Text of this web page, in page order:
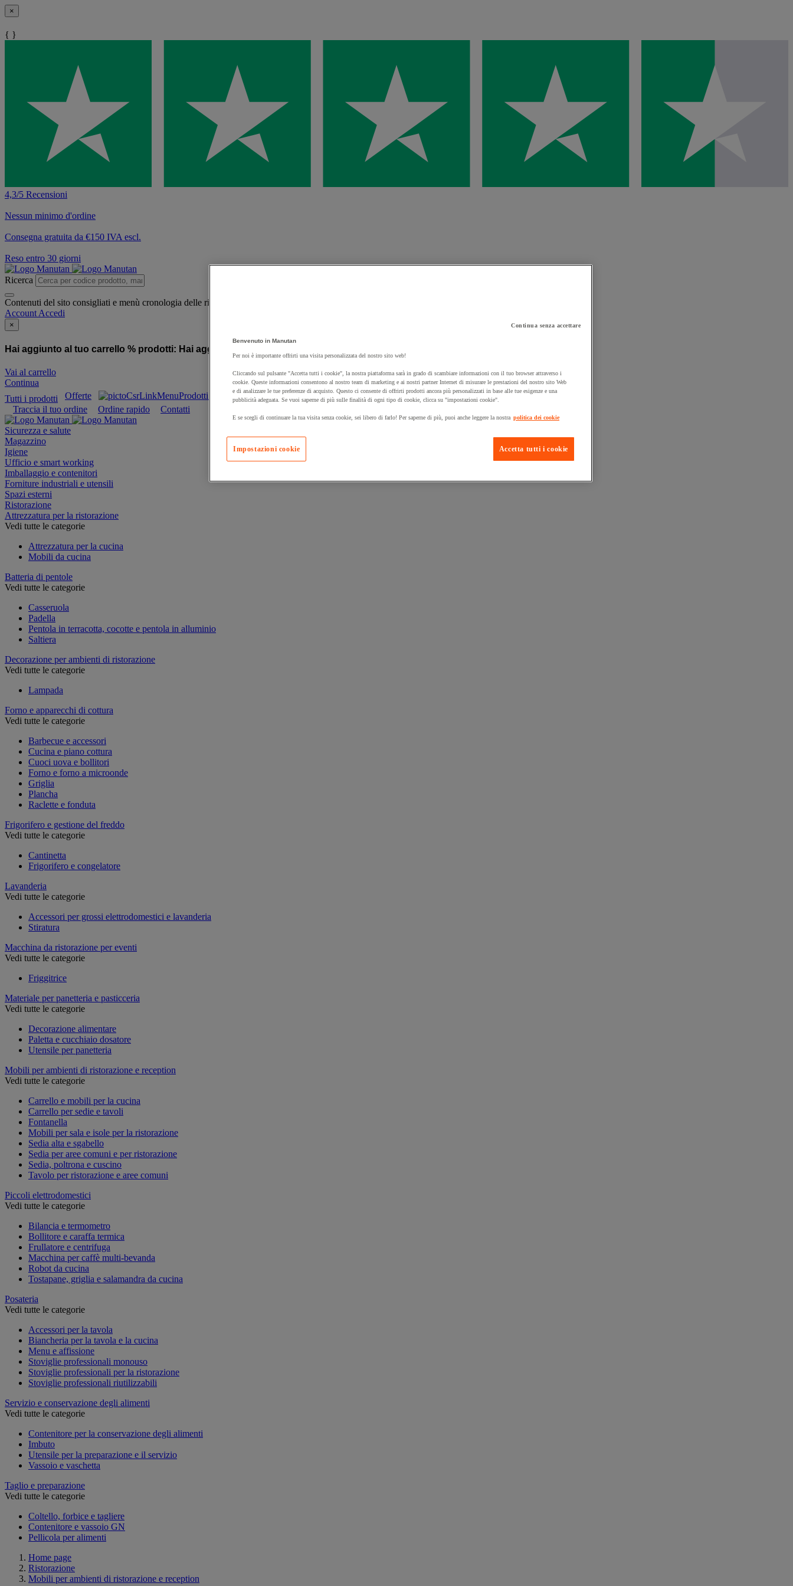
×
{ }
4,3/5 Recensioni
Nessun minimo d'ordine
Consegna gratuita da €150 IVA escl.
Reso entro 30 giorni
Ricerca
Contenuti del sito consigliati e menù cronologia delle ricerche
Account Accedi
×
Hai aggiunto al tuo carrello % prodotti: Hai aggiunto al tuo carrello un prodotto:
Vai al carrello
Continua
Tutti i prodotti
Offerte Prodotti sostenibili Manutan Expert
Prodotti in pronta consegna
Traccia il tuo ordine
Ordine rapido Contatti
Sicurezza e salute
Magazzino
Igiene
Ufficio e smart working
Imballaggio e contenitori
Forniture industriali e utensili
Spazi esterni
Ristorazione
Attrezzatura per la ristorazione
Vedi tutte le categorie
Attrezzatura per la cucina
Mobili da cucina
Batteria di pentole
Vedi tutte le categorie
Casseruola
Padella
Pentola in terracotta, cocotte e pentola in alluminio
Saltiera
Decorazione per ambienti di ristorazione
Vedi tutte le categorie
Lampada
Forno e apparecchi di cottura
Vedi tutte le categorie
Barbecue e accessori
Cucina e piano cottura
Cuoci uova e bollitori
Forno e forno a microonde
Griglia
Plancha
Raclette e fonduta
Frigorifero e gestione del freddo
Vedi tutte le categorie
Cantinetta
Frigorifero e congelatore
Lavanderia
Vedi tutte le categorie
Accessori per grossi elettrodomestici e lavanderia
Stiratura
Macchina da ristorazione per eventi
Vedi tutte le categorie
Friggitrice
Materiale per panetteria e pasticceria
Vedi tutte le categorie
Decorazione alimentare
Paletta e cucchiaio dosatore
Utensile per panetteria
Mobili per ambienti di ristorazione e reception
Vedi tutte le categorie
Carrello e mobili per la cucina
Carrello per sedie e tavoli
Fontanella
Mobili per sala e isole per la ristorazione
Sedia alta e sgabello
Sedia per aree comuni e per ristorazione
Sedia, poltrona e cuscino
Tavolo per ristorazione e aree comuni
Piccoli elettrodomestici
Vedi tutte le categorie
Bilancia e termometro
Bollitore e caraffa termica
Frullatore e centrifuga
Macchina per caffè multi-bevanda
Robot da cucina
Tostapane, griglia e salamandra da cucina
Posateria
Vedi tutte le categorie
Accessori per la tavola
Biancheria per la tavola e la cucina
Menu e affissione
Stoviglie professionali monouso
Stoviglie professionali per la ristorazione
Stoviglie professionali riutilizzabili
Servizio e conservazione degli alimenti
Vedi tutte le categorie
Contenitore per la conservazione degli alimenti
Imbuto
Utensile per la preparazione e il servizio
Vassoio e vaschetta
Taglio e preparazione
Vedi tutte le categorie
Coltello, forbice e tagliere
Contenitore e vassoio GN
Pellicola per alimenti
Home page
Ristorazione
Mobili per ambienti di ristorazione e reception
Continua senza accettare
Benvenuto in Manutan
Per noi è importante offrirti una visita personalizzata del nostro sito web!
Cliccando sul pulsante "Accetta tutti i cookie", la nostra piattaforma sarà in grado di scambiare informazioni con il tuo browser attraverso i
cookie. Queste informazioni consentono al nostro team di marketing e ai nostri partner Internet di misurare le prestazioni del nostro sito Web
e di analizzare le tue preferenze di acquisto. Questo ci consente di offrirti prodotti ancora più personalizzati in base alle tue esigenze e una
pubblicità adeguata. Se vuoi saperne di più sulle finalità di ogni tipo di cookie, clicca su "impostazioni cookie".
E se scegli di continuare la tua visita senza cookie, sei libero di farlo! Per saperne di più, puoi anche leggere la nostra politica dei cookie
Accetta tutti i cookie
Impostazioni cookie